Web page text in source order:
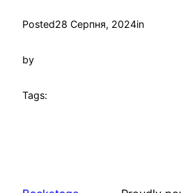
Posted28 Серпня, 2024in
by
Tags: